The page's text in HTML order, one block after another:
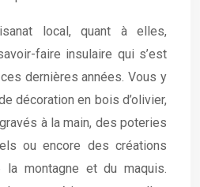
local, quant à elles,
faire insulaire qui s’est
dernières années. Vous y
décoration en bois d’olivier,
à la main, des poteries
ou encore des créations
montagne et du maquis.